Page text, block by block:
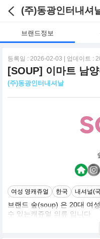
(주)동광인터내셔
브랜드정보
등록일 : 2026-02-03 | 업데이트 :
[SOUP] 이마트 남
(주)동광인터내셔날
여성 영캐쥬얼 한국 내셔널(
브랜드 숲(soup) 은 20대 여
수 있는캐쥬얼 의류 입니다
SOUP은 Romantic &
입니다. 감각적이고 합리적